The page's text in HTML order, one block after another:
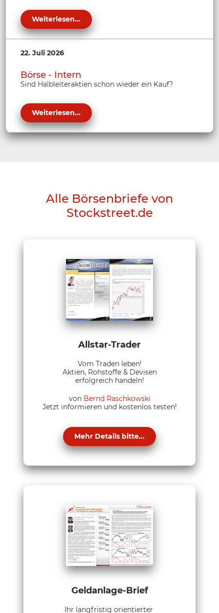
Weiterlesen...
22. Juli 2026
Börse - Intern
Sind Halbleiteraktien schon wieder ein Kauf?
Weiterlesen...
Alle Börsenbriefe von
Stockstreet.de
Allstar-Trader
Vom Traden leben!
Aktien, Rohstoffe & Devisen
erfolgreich handeln!
von Bernd Raschkowski
Jetzt informieren und kostenlos testen!
Mehr Details bitte...
Geldanlage-Brief
Ihr langfristig orientierter